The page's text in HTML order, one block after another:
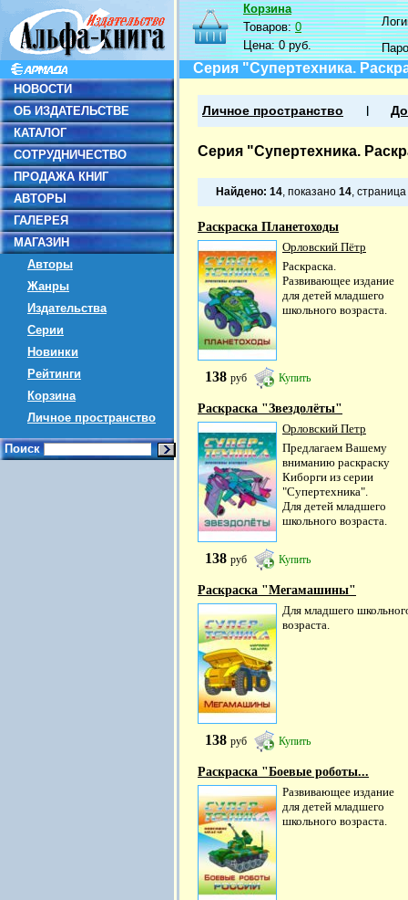
НОВОСТИ
ОБ ИЗДАТЕЛЬСТВЕ
КАТАЛОГ
СОТРУДНИЧЕСТВО
ПРОДАЖА КНИГ
АВТОРЫ
ГАЛЕРЕЯ
МАГАЗИН
Авторы
Жанры
Издательства
Серии
Новинки
Рейтинги
Корзина
Личное пространство
Поиск
Корзина
Товаров:0
Цена:0 руб.
Серия "Супертехника.
Личное пространство
Серия "Супертехника.
Найдено: 14, показано 14, страница
Раскраска Планетоходы
Орловский Пётр
Раскраска.
Развивающее издание
для детей младшего
школьного возраста.
138 руб Купить
Раскраска "Звездолёты"
Орловский Петр
Предлагаем Вашему
вниманию раскраску
Киборги из серии
"Супертехника".
Для детей младшего
школьного возраста.
138 руб Купить
Раскраска "Мегамашины"
Для младшего
возраста.
138 руб Купить
Раскраска "Боевые роботы...
Развивающее издание
для детей младшего
школьного возраста.